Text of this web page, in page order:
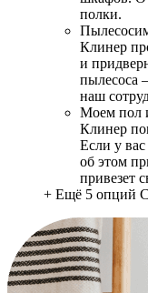
полки.
Клинер
и
пылесоса
наш
Моем пол
Клинер
Если у
об этом
привезет
+ Ещё 5 опций